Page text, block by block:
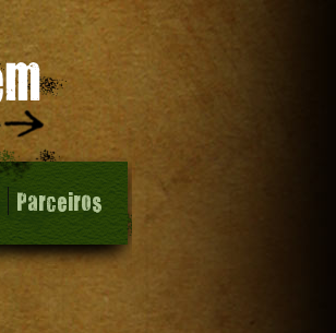
Parceiros